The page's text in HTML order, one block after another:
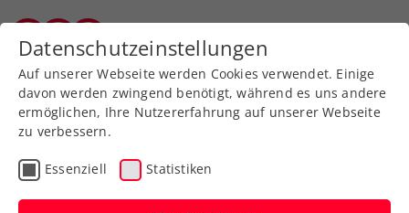
Zurück zur Newsübersicht
Turniere
Erste Bank Open: Ofner
Datenschutzeinstellungen
Auf unserer Webseite werden Cookies verwendet. Einige
davon werden zwingend benötigt, während es uns andere
ermöglichen, Ihre Nutzererfahrung auf unserer Webseite
zu verbessern.
Essenziell Statistiken